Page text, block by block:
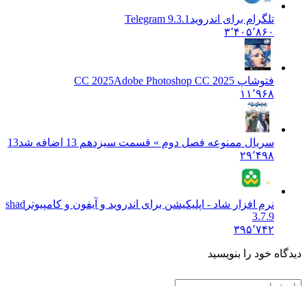
تلگرام برای اندروید Telegram 9.3.1
۳٬۴۰۵٬۸۶۰
فتوشاپ CC 2025 Adobe Photoshop CC 2025
۱۱٬۹۶۸
سریال ممنوعه فصل دوم » قسمت سیزدهم 13 اضافه شد
13
۲۹٬۴۹۸
نرم افزار شاد - اپلیکیشن برای اندروید و آیفون و کامپیوتر shad
3.7.9
۳۹۵٬۷۴۲
دیدگاه خود را بنویسید